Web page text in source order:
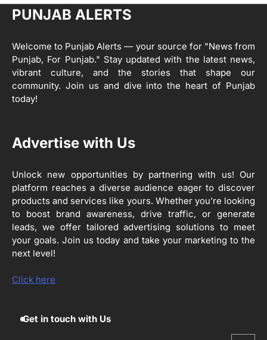
Editor
Editor
2
ਖੇਤੀਬਾੜੀ ਵਿਭਾਗ ਵੱਲੋਂ ‘ਮਿਸ਼ਨ ਫਾਰ ਕਾਟਨ
ਪ੍ਰੋਡਕਟੀਵਿਟੀ’ ਅਧੀਨ ਪਿੰਡ ਬਧਾਈ ਵਿਖੇ ‘ਖੇਤ
ਰਾਸ਼ਟਰੀ ਮਨੁੱਖੀ ਅਧਿਕਾਰ ਕਮਿਸ਼ਨ ਦੇ ਮੈਂਬਰ
ਸਕੀਮਾਂ ਦਾ ਜਾਇਜ਼ਾ
Editor
4
ਹੁਸ਼ਿਆਰਪੁਰ ਜ਼ਿਲ੍ਹੇ ਵ‘ ਈ.ਐੱਫ. ਡਿਜੀਟਾਈਜ਼ੇਸ਼ਨ
ਦਾ ਕੰਮ 99.92 ਫੀਸਦੀ ਮੁਕੰਮਲ: ਜ਼ਿਲ੍ਹਾ ਚੋਣ
ਅਫ਼ਸਰ
Editor
PUNJAB ALERTS
Welcome to Punjab Alerts — your source for "News from
Punjab, For Punjab." Stay updated with the latest news,
vibrant culture, and the stories that shape our
community. Join us and dive into the heart of Punjab
today!
Advertise with Us
Unlock new opportunities by partnering with us! Our
platform reaches a diverse audience eager to discover
products and services like yours. Whether you’re looking
to boost brand awareness, drive traffic, or generate
leads, we offer tailored advertising solutions to meet
your goals. Join us today and take your marketing to the
next level!
Click here
Get in touch with Us